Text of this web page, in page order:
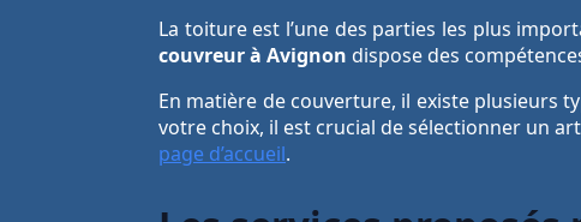
La toiture est l’une des parties les plus
couvreur à Avignon dispose des
En matière de couverture, il existe plusieurs
votre choix, il est crucial de sélectionner un
page d’accueil.